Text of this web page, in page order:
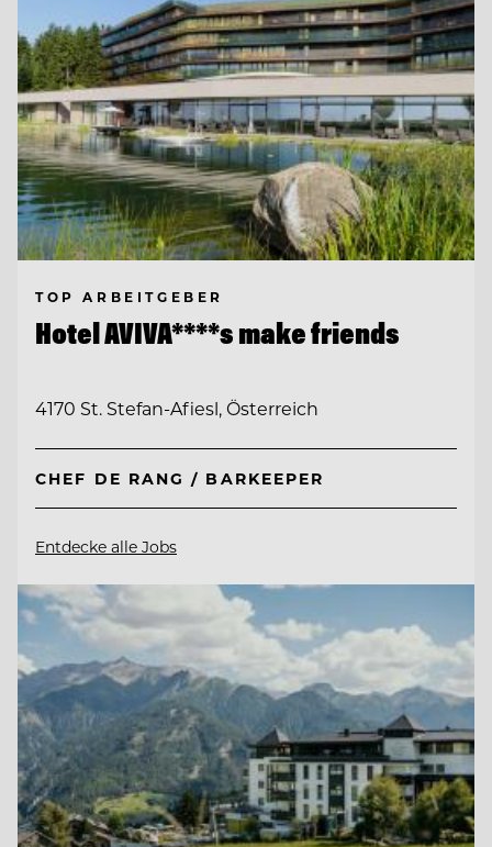
TOP ARBEITGEBER
Hotel AVIVA****s make friends
4170 St. Stefan-Afiesl, Österreich
CHEF DE RANG / BARKEEPER
Entdecke alle Jobs